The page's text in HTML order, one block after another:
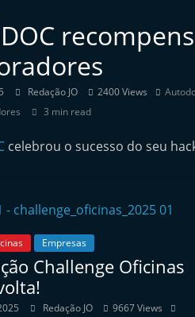
Redação JO 2400 Views
3 min read
celebrou o sucesso do seu
Empresas
Challenge Oficinas
Redação JO
9667 Views